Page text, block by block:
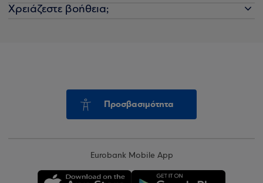
Χρειάζεστε βοήθεια;
Προσβασιμότητα
Eurobank Mobile App